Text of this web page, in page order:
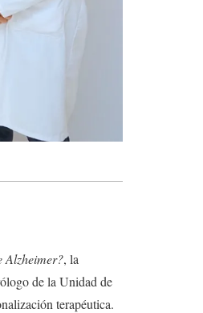
Alzheimer?, la
de la Unidad de
terapéutica.